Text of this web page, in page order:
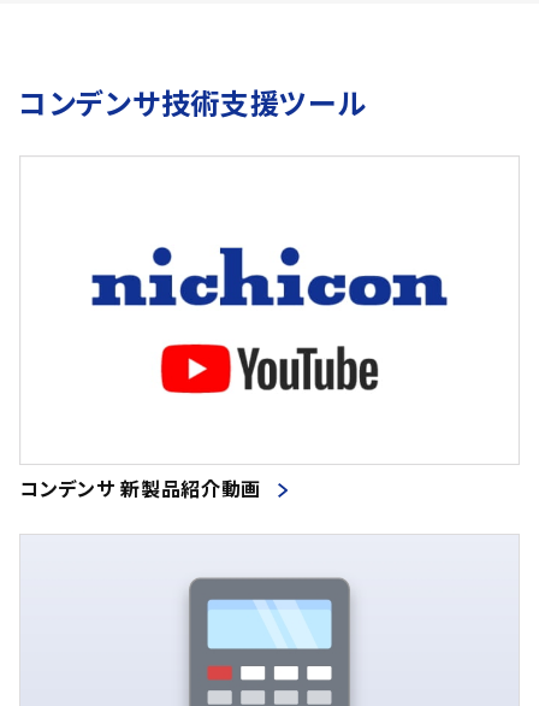
コンデンサ技術支援ツール
コンデンサ 新製品紹介動画